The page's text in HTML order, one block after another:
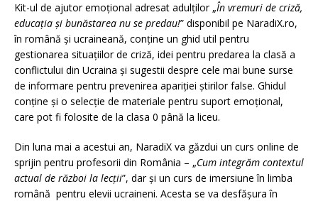
Kit-ul de ajutor emoțional adresat adulţilor „În vremuri de criză,
educația și bunăstarea nu se predau!” disponibil pe NaradiX.ro,
în română și ucraineană, conține un ghid util pentru
gestionarea situațiilor de criză, idei pentru predarea la clasă a
conflictului din Ucraina și sugestii despre cele mai bune surse
de informare pentru prevenirea apariţiei ştirilor false. Ghidul
conține și o selecție de materiale pentru suport emoțional,
care pot fi folosite de la clasa 0 până la liceu.
Din luna mai a acestui an, NaradiX va găzdui un curs online de
sprijin pentru profesorii din România – „Cum integrăm contextul
actual de război la lecții”, dar și un curs de imersiune în limba
română pentru elevii ucraineni. Acesta se va desfășura în